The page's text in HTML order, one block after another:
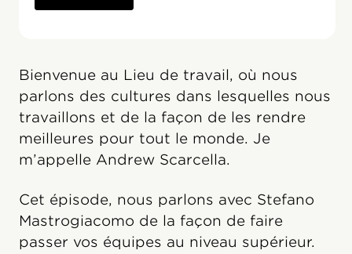
Bienvenue au Lieu de travail, où nous
parlons des cultures dans lesquelles nous
travaillons et de la façon de les rendre
meilleures pour tout le monde. Je
m’appelle Andrew Scarcella.
Cet épisode, nous parlons avec Stefano
Mastrogiacomo de la façon de faire
passer vos équipes au niveau supérieur.